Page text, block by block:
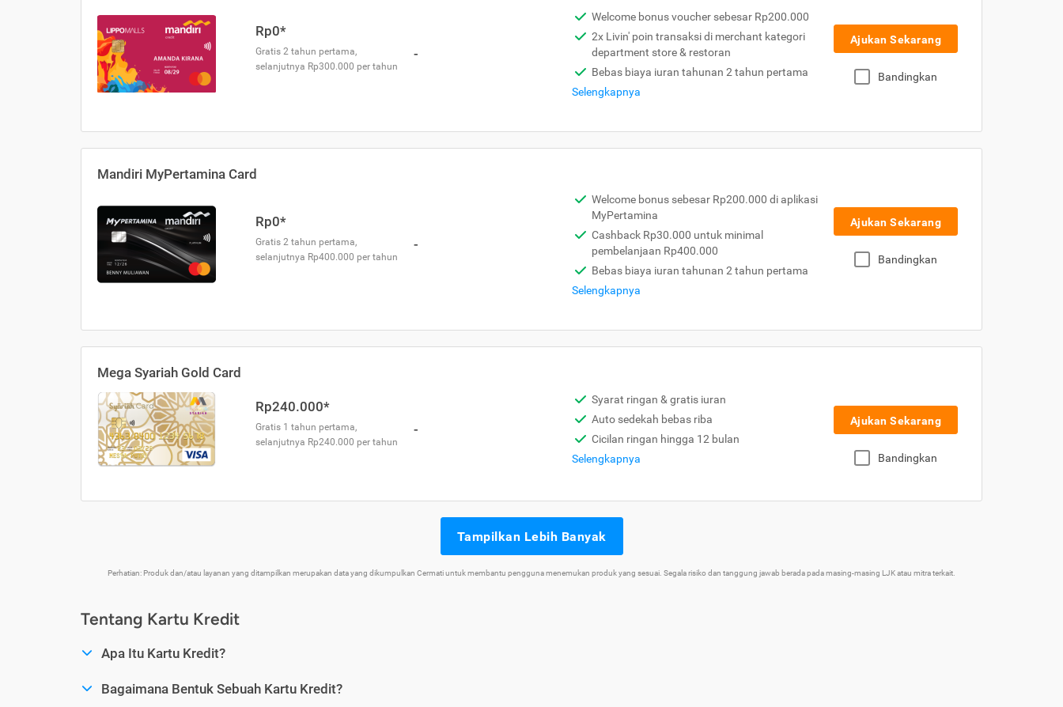
Rp0*
Gratis 2 tahun pertama,
selanjutnya Rp300.000 per tahun
-
Welcome bonus voucher sebesar Rp200.000
2x Livin' poin transaksi di merchant kategori
department store & restoran
Bebas biaya iuran tahunan 2 tahun pertama
Selengkapnya
Ajukan Sekarang
Bandingkan
Mandiri MyPertamina Card
Rp0*
Gratis 2 tahun pertama,
selanjutnya Rp400.000 per tahun
-
Welcome bonus sebesar Rp200.000 di aplikasi
MyPertamina
Cashback Rp30.000 untuk minimal
pembelanjaan Rp400.000
Bebas biaya iuran tahunan 2 tahun pertama
Selengkapnya
Ajukan Sekarang
Bandingkan
Mega Syariah Gold Card
Rp240.000*
Gratis 1 tahun pertama,
selanjutnya Rp240.000 per tahun
-
Syarat ringan & gratis iuran
Auto sedekah bebas riba
Cicilan ringan hingga 12 bulan
Selengkapnya
Ajukan Sekarang
Bandingkan
Tampilkan Lebih Banyak
Perhatian: Produk dan/atau layanan yang ditampilkan merupakan data yang dikumpulkan Cermati untuk membantu pengguna menemukan produk yang sesuai. Segala risiko dan tanggung jawab berada pada masing-masing LJK atau mitra terkait.
Tentang Kartu Kredit
Apa Itu Kartu Kredit?
Bagaimana Bentuk Sebuah Kartu Kredit?